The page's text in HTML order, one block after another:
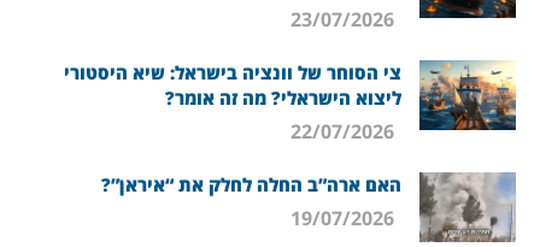
צי הסוחר של וונציה בישראל: שיא היסטורי
ליצוא הישראלי? מה זה אומר?
האם ארה”ב החלה לחלק את “איראן”?